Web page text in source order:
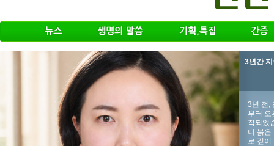
3년간
3년 전,
부터 오
작되었
니 붉은
로 깊이